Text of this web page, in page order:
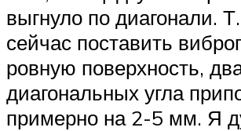
выгнуло по диагонали.
сейчас поставить
ровную поверхность,
диагональных угла
примерно на 2-5 мм. Я